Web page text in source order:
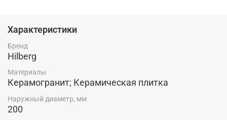
Характеристики
Бренд
Hilberg
Материалы
Керамогранит; Керамическая плитка
Наружный диаметр, мм
200